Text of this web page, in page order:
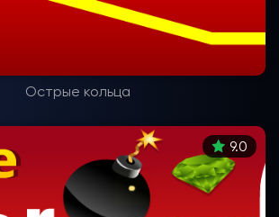
Острые кольца
9.0